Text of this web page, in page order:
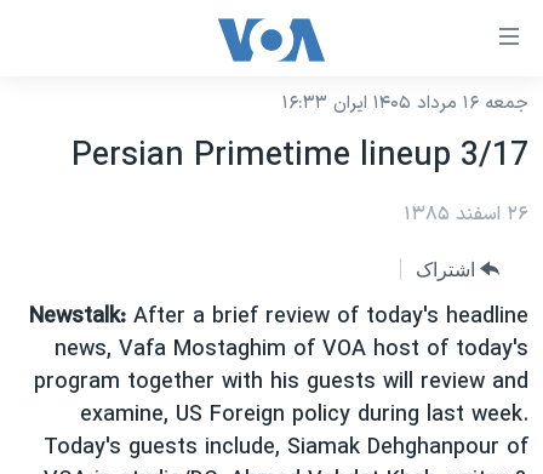
لینکهای
دسترسی
جهش
محتوای
جهش
به
صفحه
اصلی
جهش
به
نسخه سبک وب‌سایت
موضوع ها
ایران
آمریکا
جهان
ورزشی
برنامه های تلویزیونی
جدول برنامه ها
صفحه‌های ویژه
جام جهانی ۲۰۲۶
عملیات خشم حماسی
فرکانس‌های صدای آمریکا
پخش رادیویی
جمعه ۱۶ مرداد ۱۴۰۵ ایران ۱۶:۳۳
Persian Primetime lineup 3/17
۲۶ اسفند ۱۳۸۵
اشتراک
Newstalk: After a brief review of today's headline
news, Vafa Mostaghim of VOA host of today's
program together with his guests will review and
examine, US Foreign policy during last week.
Today's guests include, Siamak Dehghanpour of